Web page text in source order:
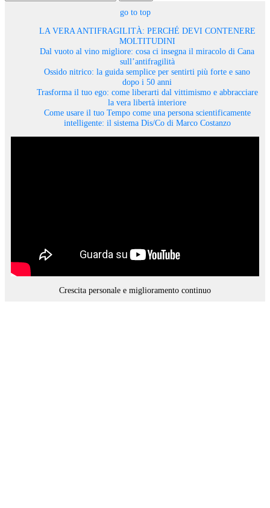
go to top
LA VERA ANTIFRAGILITÀ: PERCHÉ DEVI CONTENERE
MOLTITUDINI
Dal vuoto al vino migliore: cosa ci insegna il miracolo di Cana
sull’antifragilità
Ossido nitrico: la guida semplice per sentirti più forte e sano
dopo i 50 anni
Trasforma il tuo ego: come liberarti dal vittimismo e abbracciare
la vera libertà interiore
Come usare il tuo Tempo come una persona scientificamente
intelligente: il sistema Dis/Co di Marco Costanzo
Crescita personale e miglioramento continuo